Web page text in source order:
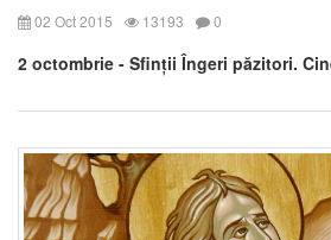
02 Oct 2015 13193 0
2 octombrie - Sfinții Îngeri păzitori.